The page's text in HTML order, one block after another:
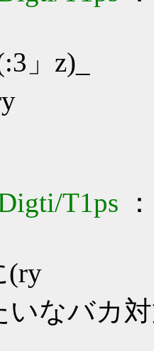
」z)_
T1ps
(ry
いなバカ